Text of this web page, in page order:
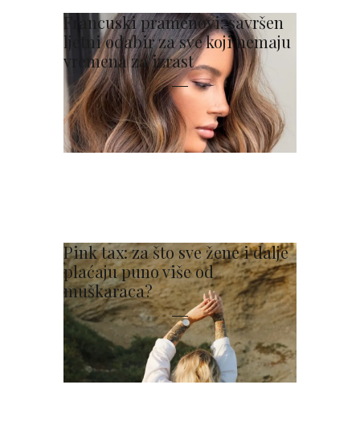
Francuski pramenovi: savršen
ljetni odabir za sve koji nemaju
vremena za izrast
Pink tax: za što sve žene i dalje
plaćaju puno više od
muškaraca?